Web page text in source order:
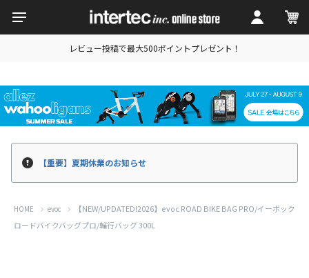
レビュー投稿で最大500ポイントプレゼント！
【重要】夏期休業のお知らせ
HOME evoc
【NEW/UPDATED!2026】evoc ROAD BIKE BAG PRO/イーボック
ロードバイクバッグプロ/輪行バッグ 300L